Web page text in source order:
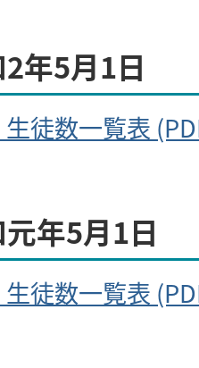
年5月1日
徒数一覧表
年5月1日
徒数一覧表